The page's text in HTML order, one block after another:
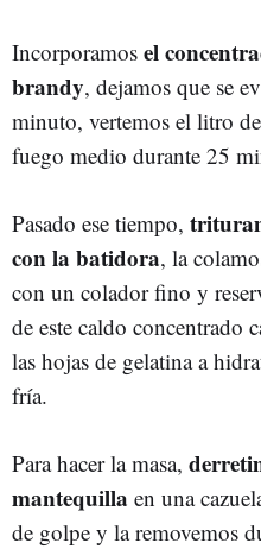
Incorporamos el
brandy, dejamos que se
minuto, vertemos el litro
fuego medio durante 25
Pasado ese tiempo,
con la batidora, la
con un colador fino y
de este caldo concentrado
las hojas de gelatina a
fría.
Para hacer la masa,
mantequilla en una
de golpe y la removemos